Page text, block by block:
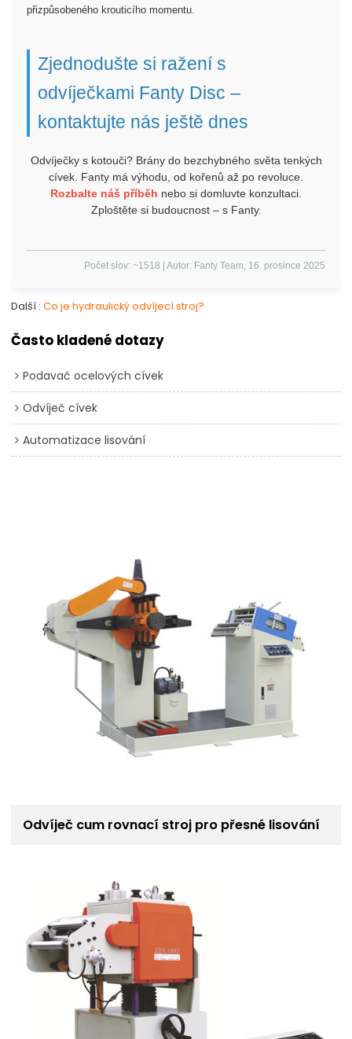
přizpůsobeného krouticího momentu.
Zjednodušte si ražení s
odvíječkami Fanty Disc –
kontaktujte nás ještě dnes
Odvíječky s kotouči? Brány do bezchybného světa tenkých
cívek. Fanty má výhodu, od kořenů až po revoluce.
Rozbalte náš příběh nebo si domluvte konzultaci.
Zploštěte si budoucnost – s Fanty.
Počet slov: ~1518 | Autor: Fanty Team, 16. prosince 2025
Další Co je hydraulický odvíjecí stroj?
Často kladené dotazy
Podavač ocelových cívek
Odvíječ cívek
Automatizace lisování
Odvíječ cum rovnací stroj pro přesné lisování